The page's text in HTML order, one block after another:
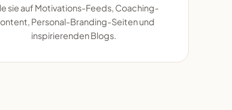
sie auf Motivations-Feeds, Coaching-
Personal-Branding-Seiten und
inspirierenden Blogs.